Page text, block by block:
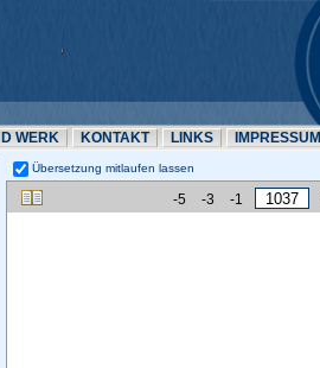
WERK KONTAKT LINKS IMPRESSUM
Übersetzung mitlaufen lassen
-5 -3 -1